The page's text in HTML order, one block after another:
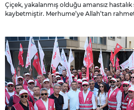
Çiçek, yakalanmış olduğu amansız hastalık
kaybetmiştir. Merhume’ye Allah’tan